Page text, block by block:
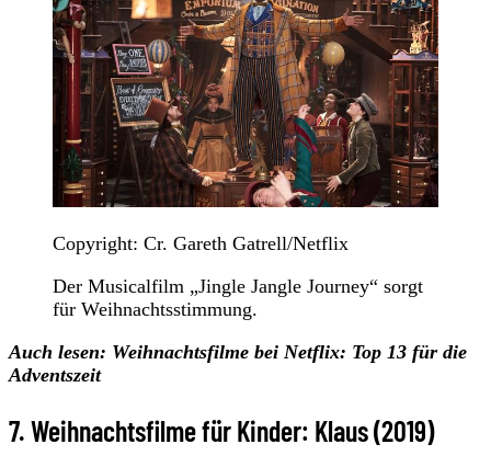
Copyright: Cr. Gareth Gatrell/Netflix
Der Musicalfilm „Jingle Jangle Journey“ sorgt
für Weihnachtsstimmung.
Auch lesen: Weihnachtsfilme bei Netflix: Top 13 für die
Adventszeit
7. Weihnachtsfilme für Kinder: Klaus (2019)